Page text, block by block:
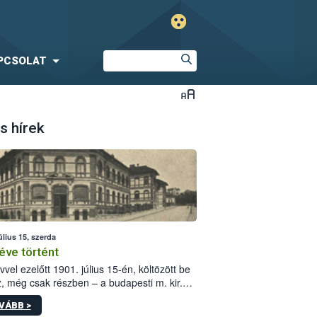
hírek
15, szerda
történt
ezelőtt 1901. július 15-én, költözött be
még csak részben – a budapesti m. kir.
állomás a Kis Rókus utca
alatti, Czigler Győző által tervezett új
>